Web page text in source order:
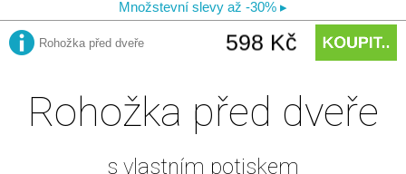
Rohožka před dveře
s vlastním potiskem